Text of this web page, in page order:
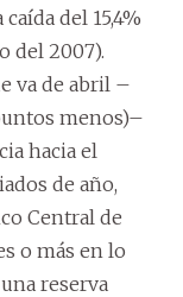
del 15,4%
del 2007).
va de abril –
menos)–
hacia el
de año,
Central de
o más en lo
reserva